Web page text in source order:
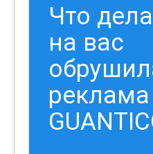
Что
на вас
реклама